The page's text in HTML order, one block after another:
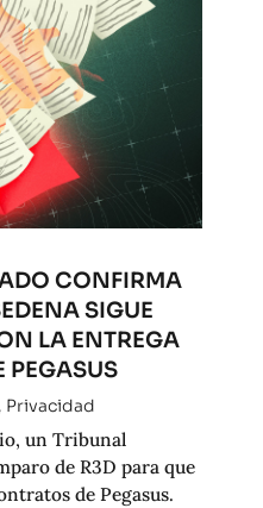
CONFIRMA
SIGUE
LA ENTREGA
PEGASUS
Privacidad
un Tribunal
de R3D para que
de Pegasus.